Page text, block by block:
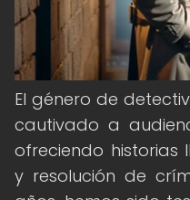
El género de
cautivado a
ofreciendo historias
y resolución de